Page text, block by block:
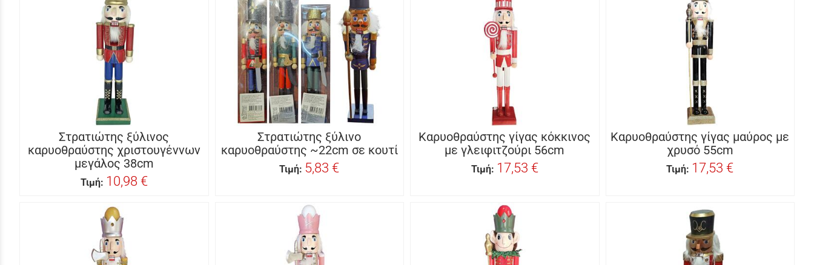
Στρατιώτης ξύλινος
καρυοθραύστης χριστουγέννων
μεγάλος 38cm
Τιμή: 10,98 €
Στρατιώτης ξύλινο
καρυοθραύστης ~22cm σε κουτί
Τιμή: 5,83 €
Καρυοθραύστης γίγας κόκκινος
με γλειφιτζούρι 56cm
Τιμή: 17,53 €
Καρυοθραύστης γίγας μαύρος με
χρυσό 55cm
Τιμή: 17,53 €